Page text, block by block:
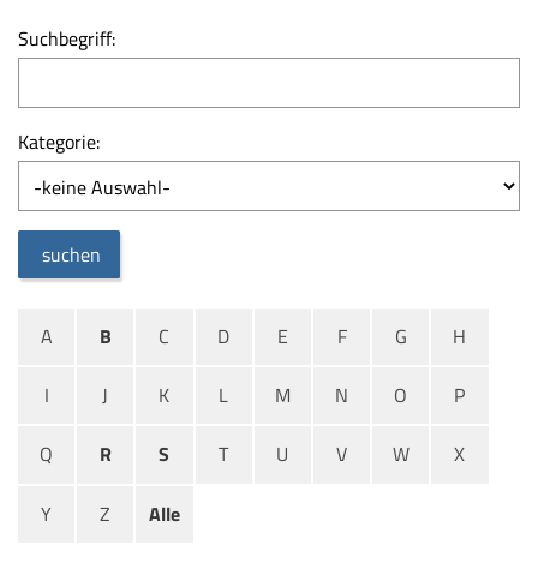
Suchbegriff:
Kategorie:
suchen
A B C D E F G H
I J K L M N O P
Q R S T U V W X
Y Z Alle